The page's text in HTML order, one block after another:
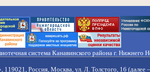
система Канавинского района г. Нижнего
обработки персональных данных
Россия, Москва, ул. Л. Толстого, 16 (далее